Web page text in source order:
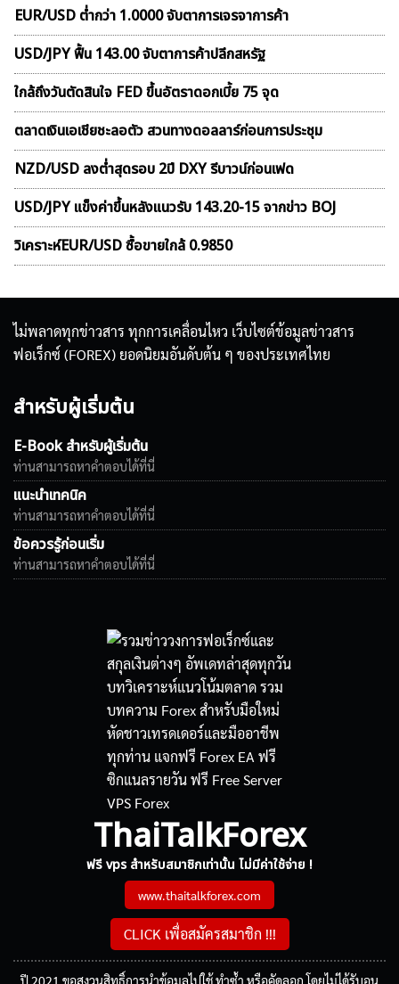
EUR/USD ต่ำกว่า 1.0000 จับตาการเจรจาการค้า
USD/JPY ฟื้น 143.00 จับตาการค้าปลีกสหรัฐ
ใกล้ถึงวันตัดสินใจ FED ขึ้นอัตราดอกเบี้ย 75 จุด
ตลาดเงินเอเชียชะลอตัว สวนทางดอลลาร์ก่อนการประชุม
NZD/USD ลงต่ำสุดรอบ 2ปี DXY รีบาวน์ก่อนเฟด
USD/JPY แข็งค่าขึ้นหลังแนวรับ 143.20-15 จากข่าว BOJ
วิเคราะห์EUR/USD ซื้อขายใกล้ 0.9850
ไม่พลาดทุกข่าวสาร ทุกการเคลื่อนไหว เว็บไซต์ข้อมูลข่าวสาร
ฟอเร็กซ์ (FOREX) ยอดนิยมอันดับต้น ๆ ของประเทศไทย
สำหรับผู้เริ่มต้น
E-Book สำหรับผู้เริ่มต้น
ท่านสามารถหาคำตอบได้ที่นี่
แนะนำเทคนิค
ท่านสามารถหาคำตอบได้ที่นี่
ข้อควรรู้ก่อนเริ่ม
ท่านสามารถหาคำตอบได้ที่นี่
ThaiTalkForex
ฟรี vps สำหรับสมาชิกเท่านั้น ไม่มีค่าใช้จ่าย !
www.thaitalkforex.com
CLICK เพื่อสมัครสมาชิก !!!